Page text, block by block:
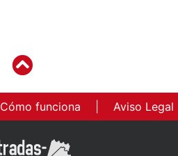
Cómo funciona Aviso Legal